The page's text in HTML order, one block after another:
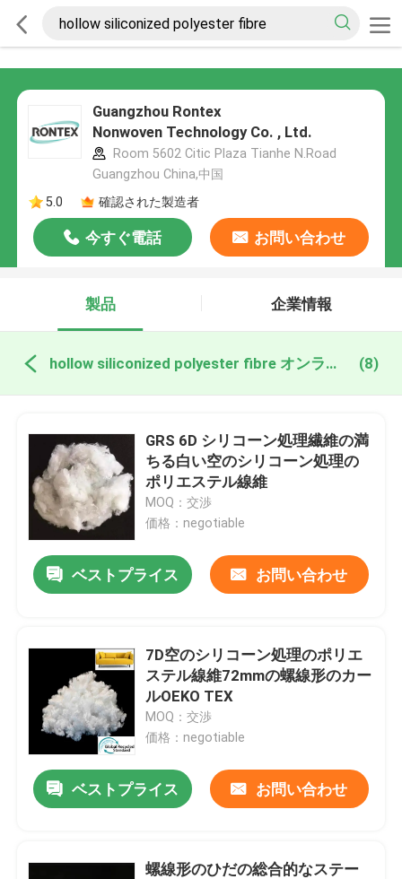
Guangzhou Rontex
Nonwoven Technology Co. , Ltd.
Room 5602 Citic Plaza Tianhe N.Road
Guangzhou China,中国
5.0
確認された製造者
今すぐ電話 お問い合わせ
製品 企業情報
hollow siliconized polyester fibre オンライン製造 (8)
GRS 6D シリコーン処理繊維の満
ちる白い空のシリコーン処理の
ポリエステル線維
MOQ：交渉
価格：negotiable
ベストプライス お問い合わせ
7D空のシリコーン処理のポリエ
ステル線維72mmの螺線形のカー
ルOEKO TEX
MOQ：交渉
価格：negotiable
ベストプライス お問い合わせ
螺線形のひだの総合的なステー